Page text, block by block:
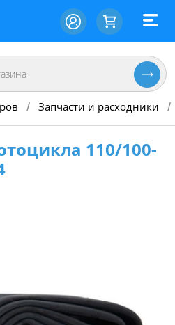
/ Запчасти и расходники /
110/100-